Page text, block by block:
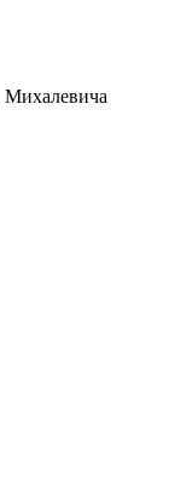
Михалевича